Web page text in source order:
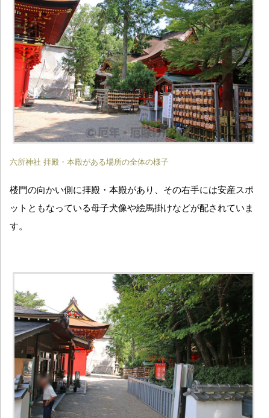
六所神社 拝殿・本殿がある場所の全体の様子
楼門の向かい側に拝殿・本殿があり、その右手には安産スポ
ットともなっている母子犬像や絵馬掛けなどが配されていま
す。